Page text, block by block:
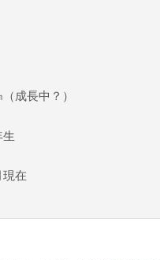
成長中？）
生
現在